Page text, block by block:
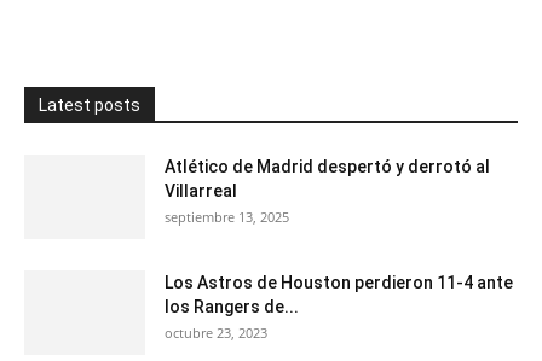
Latest posts
Atlético de Madrid despertó y derrotó al
Villarreal
septiembre 13, 2025
Los Astros de Houston perdieron 11-4 ante
los Rangers de...
octubre 23, 2023